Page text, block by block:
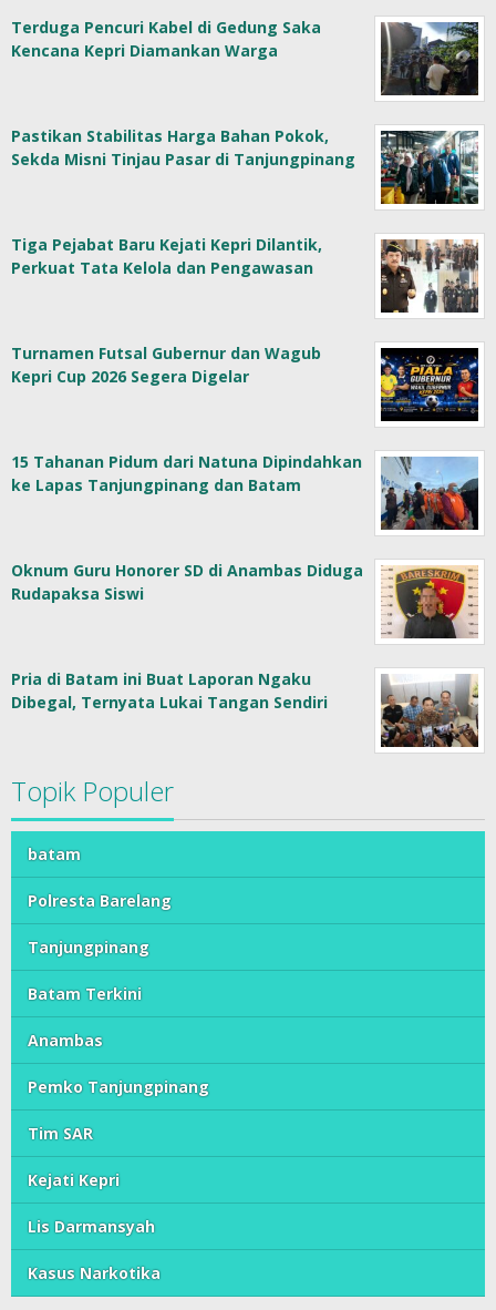
Terduga Pencuri Kabel di Gedung Saka
Kencana Kepri Diamankan Warga
Pastikan Stabilitas Harga Bahan Pokok,
Sekda Misni Tinjau Pasar di Tanjungpinang
Tiga Pejabat Baru Kejati Kepri Dilantik,
Perkuat Tata Kelola dan Pengawasan
Turnamen Futsal Gubernur dan Wagub
Kepri Cup 2026 Segera Digelar
15 Tahanan Pidum dari Natuna Dipindahkan
ke Lapas Tanjungpinang dan Batam
Oknum Guru Honorer SD di Anambas Diduga
Rudapaksa Siswi
Pria di Batam ini Buat Laporan Ngaku
Dibegal, Ternyata Lukai Tangan Sendiri
Topik Populer
batam
Polresta Barelang
Tanjungpinang
Batam Terkini
Anambas
Pemko Tanjungpinang
Tim SAR
Kejati Kepri
Lis Darmansyah
Kasus Narkotika